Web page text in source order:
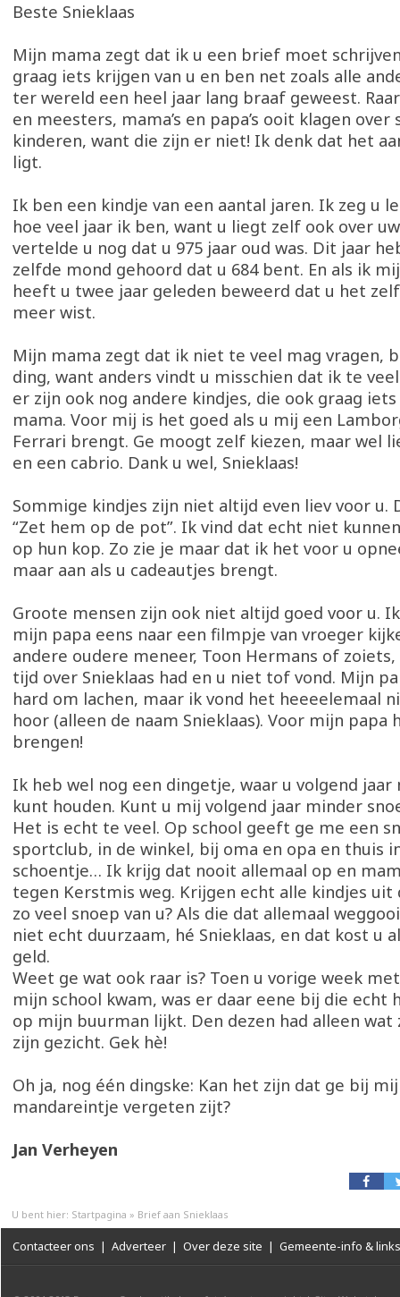
Beste Snieklaas
Mijn mama zegt dat ik u een brief moet
graag iets krijgen van u en ben net zoals alle
ter wereld een heel jaar lang braaf geweest.
en meesters, mama’s en papa’s ooit klagen over
kinderen, want die zijn er niet! Ik denk dat het
ligt.
Ik ben een kindje van een aantal jaren. Ik zeg u
hoe veel jaar ik ben, want u liegt zelf ook over
vertelde u nog dat u 975 jaar oud was. Dit jaar
zelfde mond gehoord dat u 684 bent. En als ik
heeft u twee jaar geleden beweerd dat u het
meer wist.
Mijn mama zegt dat ik niet te veel mag vragen,
ding, want anders vindt u misschien dat ik te
er zijn ook nog andere kindjes, die ook graag
mama. Voor mij is het goed als u mij een
Ferrari brengt. Ge moogt zelf kiezen, maar wel
en een cabrio. Dank u wel, Snieklaas!
Sommige kindjes zijn niet altijd even liev voor u.
“Zet hem op de pot”. Ik vind dat echt niet
op hun kop. Zo zie je maar dat ik het voor u
maar aan als u cadeautjes brengt.
Groote mensen zijn ook niet altijd goed voor u.
mijn papa eens naar een filmpje van vroeger
andere oudere meneer, Toon Hermans of
tijd over Snieklaas had en u niet tof vond. Mijn
hard om lachen, maar ik vond het heeeelemaal
hoor (alleen de naam Snieklaas). Voor mijn
brengen!
Ik heb wel nog een dingetje, waar u volgend
kunt houden. Kunt u mij volgend jaar minder
Het is echt te veel. Op school geeft ge me een
sportclub, in de winkel, bij oma en opa en thuis
schoentje… Ik krijg dat nooit allemaal op en
tegen Kerstmis weg. Krijgen echt alle kindjes uit
zo veel snoep van u? Als die dat allemaal
niet echt duurzaam, hé Snieklaas, en dat kost u
geld.
Weet ge wat ook raar is? Toen u vorige week
mijn school kwam, was er daar eene bij die echt
op mijn buurman lijkt. Den dezen had alleen wat
zijn gezicht. Gek hè!
Oh ja, nog één dingske: Kan het zijn dat ge bij
mandareintje vergeten zijt?
Jan Verheyen
U bent hier: Startpagina » Brief aan Snieklaas
Contacteer ons | Adverteer | Over deze site | Gemeente-info & links